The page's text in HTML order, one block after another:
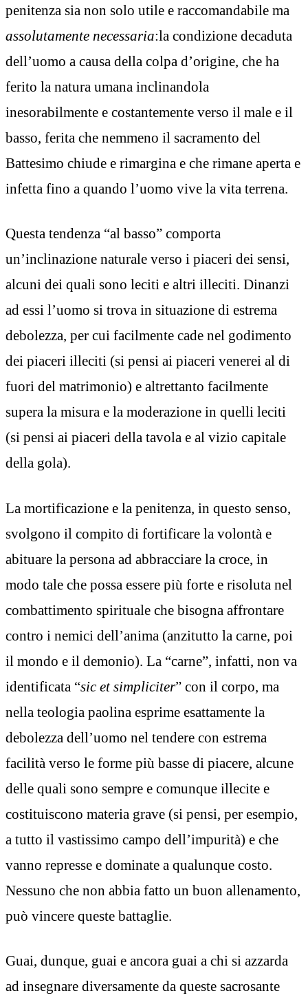
penitenza sia non solo utile e raccomandabile ma
assolutamente necessaria:la condizione decaduta
dell’uomo a causa della colpa d’origine, che ha
ferito la natura umana inclinandola
inesorabilmente e costantemente verso il male e il
basso, ferita che nemmeno il sacramento del
Battesimo chiude e rimargina e che rimane aperta e
infetta fino a quando l’uomo vive la vita terrena.
Questa tendenza “al basso” comporta
un’inclinazione naturale verso i piaceri dei sensi,
alcuni dei quali sono leciti e altri illeciti. Dinanzi
ad essi l’uomo si trova in situazione di estrema
debolezza, per cui facilmente cade nel godimento
dei piaceri illeciti (si pensi ai piaceri venerei al di
fuori del matrimonio) e altrettanto facilmente
supera la misura e la moderazione in quelli leciti
(si pensi ai piaceri della tavola e al vizio capitale
della gola).
La mortificazione e la penitenza, in questo senso,
svolgono il compito di fortificare la volontà e
abituare la persona ad abbracciare la croce, in
modo tale che possa essere più forte e risoluta nel
combattimento spirituale che bisogna affrontare
contro i nemici dell’anima (anzitutto la carne, poi
il mondo e il demonio). La “carne”, infatti, non va
identificata “sic et simpliciter” con il corpo, ma
nella teologia paolina esprime esattamente la
debolezza dell’uomo nel tendere con estrema
facilità verso le forme più basse di piacere, alcune
delle quali sono sempre e comunque illecite e
costituiscono materia grave (si pensi, per esempio,
a tutto il vastissimo campo dell’impurità) e che
vanno represse e dominate a qualunque costo.
Nessuno che non abbia fatto un buon allenamento,
può vincere queste battaglie.
Guai, dunque, guai e ancora guai a chi si azzarda
ad insegnare diversamente da queste sacrosante